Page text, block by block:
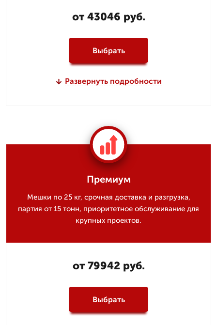
от 43046 руб.
Выбрать
Развернуть подробности
Премиум
Мешки по 25 кг, срочная доставка и разгрузка,
партия от 15 тонн, приоритетное обслуживание для
крупных проектов.
от 79942 руб.
Выбрать